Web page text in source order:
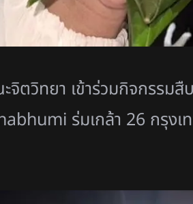
ตวิทยา เข้าร่วมกิจกรรม
ร่มเกล้า 26 กรุงเ